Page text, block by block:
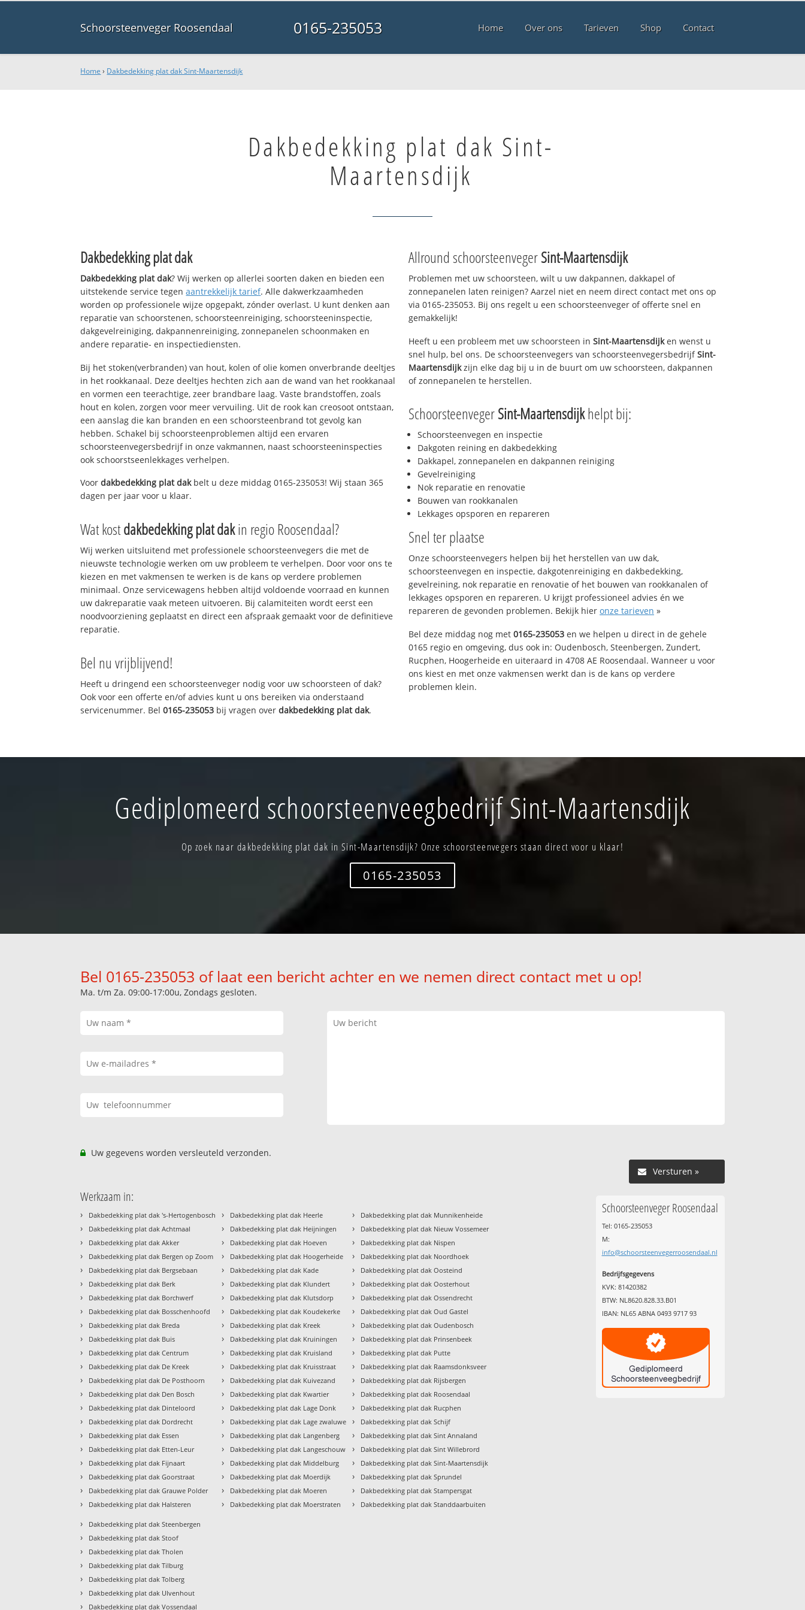
Schoorsteenveger Roosendaal 0165-235053 Home Over ons Tarieven Shop Contact
Home › Dakbedekking plat dak Sint-Maartensdijk
Dakbedekking plat dak Sint-
Maartensdijk
Dakbedekking plat dak
Dakbedekking plat dak? Wij werken op allerlei soorten daken en bieden een
uitstekende service tegenaantrekkelijk tarief. Alle dakwerkzaamheden
worden op professionele wijze opgepakt, zónder overlast. U kunt denken aan
reparatie van schoorstenen, schoorsteenreiniging, schoorsteeninspectie,
dakgevelreiniging, dakpannenreiniging, zonnepanelen schoonmaken en
andere reparatie- en inspectiediensten.
Bij het stoken(verbranden) van hout, kolen of olie komen onverbrande deeltjes
in het rookkanaal. Deze deeltjes hechten zich aan de wand van het rookkanaal
en vormen een teerachtige, zeer brandbare laag. Vaste brandstoffen, zoals
hout en kolen, zorgen voor meer vervuiling. Uit de rook kan creosoot ontstaan,
een aanslag die kan branden en een schoorsteenbrand tot gevolg kan
hebben. Schakel bij schoorsteenproblemen altijd een ervaren
schoorsteenvegersbedrijf in onze vakmannen, naast schoorsteeninspecties
ook schoorstseenlekkages verhelpen.
Voordakbedekking plat dakbelt u deze middag 0165-235053! Wij staan 365
dagen per jaar voor u klaar.
Wat kostdakbedekking plat dakin regio Roosendaal?
Wij werken uitsluitend met professionele schoorsteenvegers die met de
nieuwste technologie werken om uw probleem te verhelpen. Door voor ons te
kiezen en met vakmensen te werken is de kans op verdere problemen
minimaal. Onze servicewagens hebben altijd voldoende voorraad en kunnen
uw dakreparatie vaak meteen uitvoeren. Bij calamiteiten wordt eerst een
noodvoorziening geplaatst en direct een afspraak gemaakt voor de definitieve
reparatie.
Bel nu vrijblijvend!
Heeft u dringend een schoorsteenveger nodig voor uw schoorsteen of dak?
Ook voor een offerte en/of advies kunt u ons bereiken via onderstaand
servicenummer. Bel0165-235053 bij vragen overdakbedekking plat dak.
Allround schoorsteenvegerSint-Maartensdijk
Problemen met uw schoorsteen, wilt u uw dakpannen, dakkapel of
zonnepanelen laten reinigen? Aarzel niet en neem direct contact met ons op
via 0165-235053. Bij ons regelt u een schoorsteenveger of offerte snel en
gemakkelijk!
Heeft u een probleem met uw schoorsteen in Sint-Maartensdijken wenst u
snel hulp, bel ons. De schoorsteenvegers van schoorsteenvegersbedrijfSint-
Maartensdijkzijn elke dag bij u in de buurt om uw schoorsteen, dakpannen
of zonnepanelen te herstellen.
SchoorsteenvegerSint-Maartensdijkhelpt bij:
Schoorsteenvegen en inspectie
Dakgoten reining en dakbedekking
Dakkapel, zonnepanelen en dakpannen reiniging
Gevelreiniging
Nok reparatie en renovatie
Bouwen van rookkanalen
Lekkages opsporen en repareren
Snel ter plaatse
Onze schoorsteenvegers helpen bij het herstellen van uw dak,
schoorsteenvegen en inspectie, dakgotenreiniging en dakbedekking,
gevelreining, nok reparatie en renovatie of het bouwen van rookkanalen of
lekkages opsporen en repareren. U krijgt professioneel advies én we
repareren de gevonden problemen. Bekijk hier onze tarieven »
Bel deze middag nog met 0165-235053 en we helpen u direct in de gehele
0165 regio en omgeving, dus ook in: Oudenbosch, Steenbergen, Zundert,
Rucphen, Hoogerheide en uiteraard in 4708 AE Roosendaal. Wanneer u voor
ons kiest en met onze vakmensen werkt dan is de kans op verdere
problemen klein.
Gediplomeerd schoorsteenveegbedrijf Sint-Maartensdijk
Op zoek naar dakbedekking plat dak in Sint-Maartensdijk? Onze schoorsteenvegers staan direct voor u klaar!
0165-235053
Bel 0165-235053 of laat een bericht achter en we nemen direct contact met u op!
Ma. t/m Za. 09:00-17:00u, Zondags gesloten.
Uw gegevens worden versleuteld verzonden.
Versturen »
Werkzaam in:
› Dakbedekking plat dak 's-Hertogenbosch
› Dakbedekking plat dak Achtmaal
› Dakbedekking plat dak Akker
› Dakbedekking plat dak Bergen op Zoom
› Dakbedekking plat dak Bergsebaan
› Dakbedekking plat dak Berk
› Dakbedekking plat dak Borchwerf
› Dakbedekking plat dak Bosschenhoofd
› Dakbedekking plat dak Breda
› Dakbedekking plat dak Buis
› Dakbedekking plat dak Centrum
› Dakbedekking plat dak De Kreek
› Dakbedekking plat dak De Posthoorn
› Dakbedekking plat dak Den Bosch
› Dakbedekking plat dak Dinteloord
› Dakbedekking plat dak Dordrecht
› Dakbedekking plat dak Essen
› Dakbedekking plat dak Etten-Leur
› Dakbedekking plat dak Fijnaart
› Dakbedekking plat dak Goorstraat
› Dakbedekking plat dak Grauwe Polder
› Dakbedekking plat dak Halsteren
› Dakbedekking plat dak Heerle
› Dakbedekking plat dak Heijningen
› Dakbedekking plat dak Hoeven
› Dakbedekking plat dak Hoogerheide
› Dakbedekking plat dak Kade
› Dakbedekking plat dak Klundert
› Dakbedekking plat dak Klutsdorp
› Dakbedekking plat dak Koudekerke
› Dakbedekking plat dak Kreek
› Dakbedekking plat dak Kruiningen
› Dakbedekking plat dak Kruisland
› Dakbedekking plat dak Kruisstraat
› Dakbedekking plat dak Kuivezand
› Dakbedekking plat dak Kwartier
› Dakbedekking plat dak Lage Donk
› Dakbedekking plat dak Lage zwaluwe
› Dakbedekking plat dak Langenberg
› Dakbedekking plat dak Langeschouw
› Dakbedekking plat dak Middelburg
› Dakbedekking plat dak Moerdijk
› Dakbedekking plat dak Moeren
› Dakbedekking plat dak Moerstraten
› Dakbedekking plat dak Munnikenheide
› Dakbedekking plat dak Nieuw Vossemeer
› Dakbedekking plat dak Nispen
› Dakbedekking plat dak Noordhoek
› Dakbedekking plat dak Oosteind
› Dakbedekking plat dak Oosterhout
› Dakbedekking plat dak Ossendrecht
› Dakbedekking plat dak Oud Gastel
› Dakbedekking plat dak Oudenbosch
› Dakbedekking plat dak Prinsenbeek
› Dakbedekking plat dak Putte
› Dakbedekking plat dak Raamsdonksveer
› Dakbedekking plat dak Rijsbergen
› Dakbedekking plat dak Roosendaal
› Dakbedekking plat dak Rucphen
› Dakbedekking plat dak Schijf
› Dakbedekking plat dak Sint Annaland
› Dakbedekking plat dak Sint Willebrord
› Dakbedekking plat dak Sint-Maartensdijk
› Dakbedekking plat dak Sprundel
› Dakbedekking plat dak Stampersgat
› Dakbedekking plat dak Standdaarbuiten
› Dakbedekking plat dak Steenbergen
› Dakbedekking plat dak Stoof
› Dakbedekking plat dak Tholen
› Dakbedekking plat dak Tilburg
› Dakbedekking plat dak Tolberg
› Dakbedekking plat dak Ulvenhout
› Dakbedekking plat dak Vossendaal
Schoorsteenveger Roosendaal
Tel: 0165-235053
M:
info@schoorsteenvegerroosendaal.nl
Bedrijfsgegevens
KVK: 81420382
BTW: NL8620.828.33.B01
IBAN: NL65 ABNA 0493 9717 93